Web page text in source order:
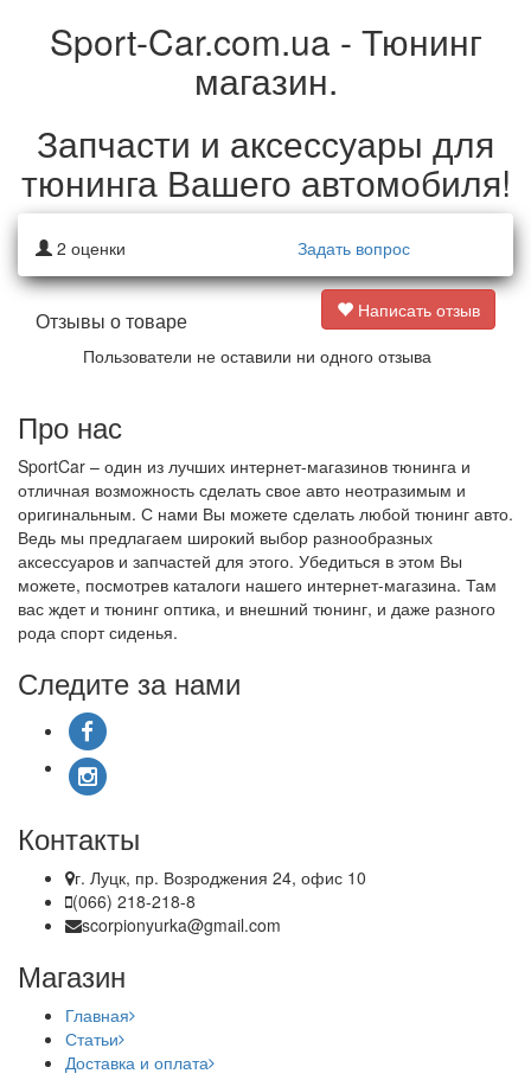
Sport-Car.com.ua - Тюнинг
магазин.
Запчасти и аксессуары для
тюнинга Вашего автомобиля!
2 оценки Задать вопрос
Отзывы о товаре
Написать отзыв
Пользователи не оставили ни одного отзыва
Про нас
SportCar – один из лучших интернет-магазинов тюнинга и
отличная возможность сделать свое авто неотразимым и
оригинальным. С нами Вы можете сделать любой тюнинг авто.
Ведь мы предлагаем широкий выбор разнообразных
аксессуаров и запчастей для этого. Убедиться в этом Вы
можете, посмотрев каталоги нашего интернет-магазина. Там
вас ждет и тюнинг оптика, и внешний тюнинг, и даже разного
рода спорт сиденья.
Следите за нами
Контакты
г. Луцк, пр. Возроджения 24, офис 10
(066) 218-218-8
scorpionyurka@gmail.com
Магазин
Главная
Статьи
Доставка и оплата